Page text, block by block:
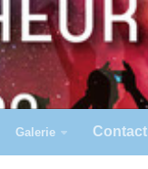
Galerie Contact